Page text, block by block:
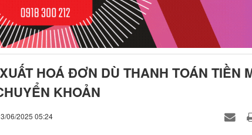
HOÁ ĐƠN DÙ THANH TOÁN TIỀN
KHOẢN
06/2025 05:24